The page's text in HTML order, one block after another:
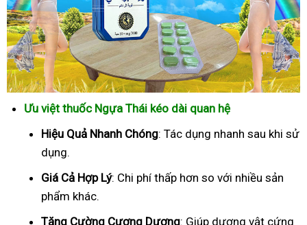
Ưu việt thuốc Ngựa Thái kéo dài quan hệ
Hiệu Quả Nhanh Chóng: Tác dụng nhanh sau khi sử
dụng.
Giá Cả Hợp Lý: Chi phí thấp hơn so với nhiều sản
phẩm khác.
Tăng Cường Cương Dương: Giúp dương vật cứng